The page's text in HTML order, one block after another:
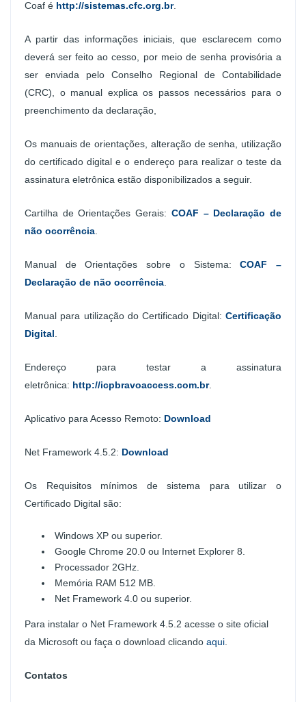
Coaf é http://sistemas.cfc.org.br.
A partir das informações iniciais, que esclarecem como
deverá ser feito ao cesso, por meio de senha provisória a
ser enviada pelo Conselho Regional de Contabilidade
(CRC), o manual explica os passos necessários para o
preenchimento da declaração,
Os manuais de orientações, alteração de senha, utilização
do certificado digital e o endereço para realizar o teste da
assinatura eletrônica estão disponibilizados a seguir.
Cartilha de Orientações Gerais: COAF – Declaração de
não ocorrência
Manual de Orientações sobre o Sistema:COAF –
Declaração de não ocorrência
Manual para utilização do Certificado Digital: Certificação
Digital
Endereço para testar a assinatura
eletrônica: http://icpbravoaccess.com.br.
Aplicativo para Acesso Remoto: Download
Net Framework 4.5.2: Download
Os Requisitos mínimos de sistema para utilizar o
Certificado Digital são:
Windows XP ou superior.
Google Chrome 20.0 ou Internet Explorer 8.
Processador 2GHz.
Memória RAM 512 MB.
Net Framework 4.0 ou superior.
Para instalar o Net Framework 4.5.2 acesse o site oficial
da Microsoft ou faça o download clicando aqui
Contatos